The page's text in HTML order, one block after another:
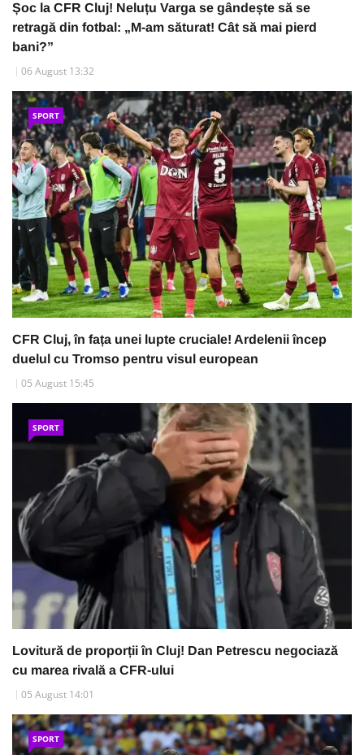
Șoc la CFR Cluj! Neluțu Varga se gândește să se
retragă din fotbal: „M-am săturat! Cât să mai pierd
bani?”
06 August 13:32
SPORT
CFR Cluj, în fața unei lupte cruciale! Ardelenii încep
duelul cu Tromso pentru visul european
05 August 15:45
SPORT
Lovitură de proporții în Cluj! Dan Petrescu negociază
cu marea rivală a CFR-ului
05 August 14:01
SPORT